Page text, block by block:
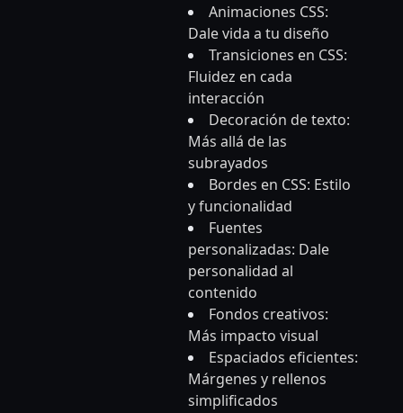
Animaciones CSS:
Dale vida a tu diseño
Transiciones en CSS:
Fluidez en cada
interacción
Decoración de texto:
Más allá de las
subrayados
Bordes en CSS: Estilo
y funcionalidad
Fuentes
personalizadas: Dale
personalidad al
contenido
Fondos creativos:
Más impacto visual
Espaciados eficientes:
Márgenes y rellenos
simplificados